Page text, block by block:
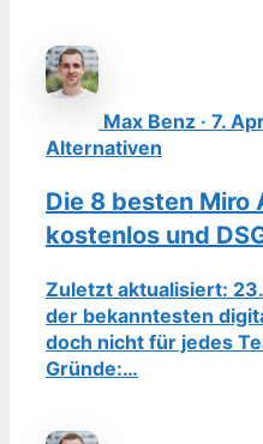
Max Benz · 7.
Alternativen
Die 8 besten
kostenlos und
Zuletzt aktualisiert:
der bekanntesten
doch nicht für jedes
Gründe:…